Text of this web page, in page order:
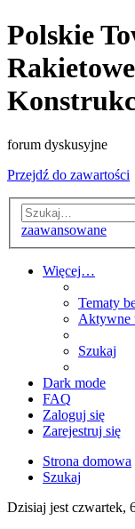
Polskie
forum dyskusyjne
Przejdź do zawartości
zaawansowane
Więcej…
Tematy
Aktywne
Szukaj
Dark mode
FAQ
Zaloguj się
Zarejestruj się
Strona domowa
Szukaj
Dzisiaj jest czwartek,